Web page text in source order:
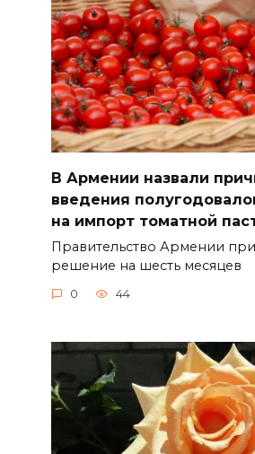
В Армении назвали
введения
на импорт томатной
Правительство Армении
решение на шесть месяцев
0 44